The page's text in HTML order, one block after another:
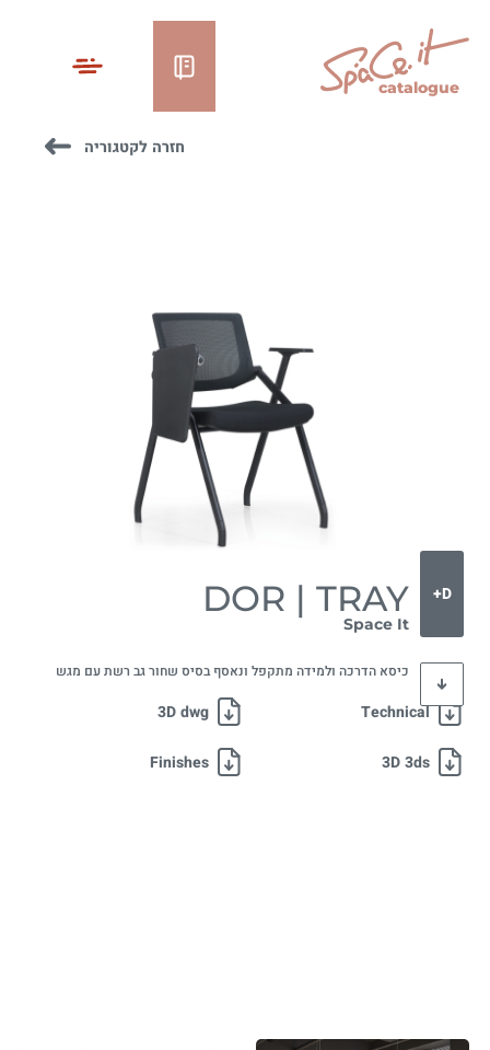
catalogue
חזרה לקטגוריה
D+
DOR | TRAY
Space It
כיסא הדרכה ולמידה מתקפל ונאסף בסיס שחור גב רשת עם מגש
Technical
3D dwg
3D 3ds
Finishes